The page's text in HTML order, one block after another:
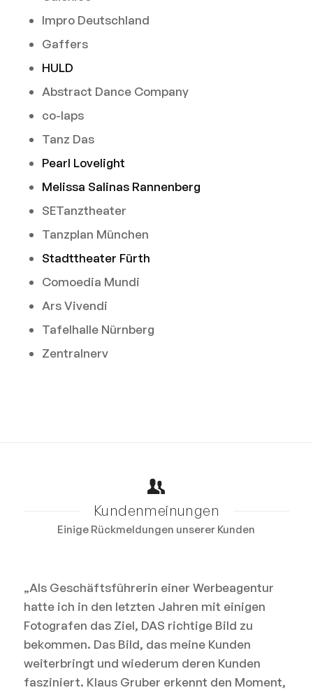
Impro Deutschland
Gaffers
HULD
Abstract Dance Company
co-laps
Tanz Das
Pearl Lovelight
Melissa Salinas Rannenberg
SETanztheater
Tanzplan München
Stadttheater Fürth
Comoedia Mundi
Ars Vivendi
Tafelhalle Nürnberg
Zentralnerv
Kundenmeinungen
Einige Rückmeldungen unserer Kunden
„Als Geschäftsführerin einer Werbeagentur
hatte ich in den letzten Jahren mit einigen
Fotografen das Ziel, DAS richtige Bild zu
bekommen. Das Bild, das meine Kunden
weiterbringt und wiederum deren Kunden
fasziniert. Klaus Gruber erkennt den Moment,